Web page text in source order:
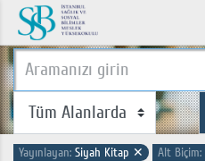
Yayınlayan: Siyah Kitap ✕ Alt Biçim: